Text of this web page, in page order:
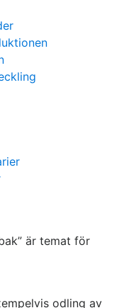
är temat för
odling av